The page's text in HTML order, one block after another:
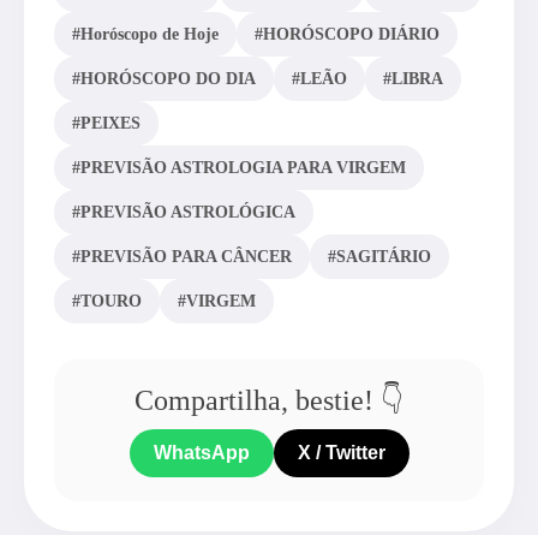
#Horóscopo de Hoje #HORÓSCOPO DIÁRIO
#HORÓSCOPO DO DIA #LEÃO #LIBRA
#PEIXES
#PREVISÃO ASTROLOGIA PARA VIRGEM
#PREVISÃO ASTROLÓGICA
#PREVISÃO PARA CÂNCER #SAGITÁRIO
#TOURO #VIRGEM
Compartilha, bestie! 👇
WhatsApp X / Twitter